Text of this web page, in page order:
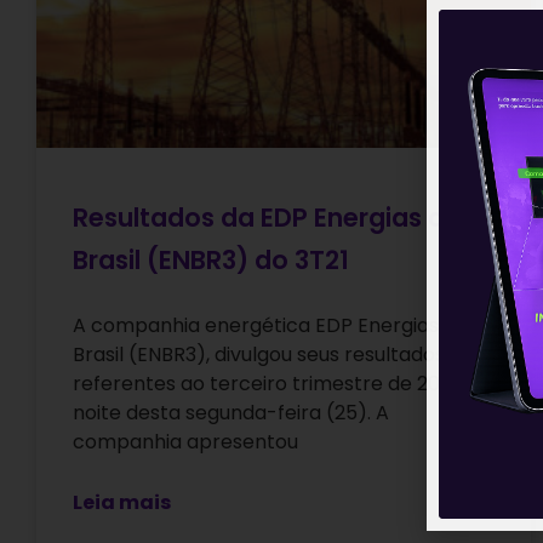
Resultados da EDP Energias do
Brasil (ENBR3) do 3T21
A companhia energética EDP Energias do
Brasil (ENBR3), divulgou seus resultados
referentes ao terceiro trimestre de 2021 na
noite desta segunda-feira (25). A
companhia apresentou
Leia mais